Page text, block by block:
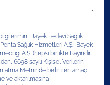
Bayek Tedavi Sağlık
Sağlık Hizmetleri A.Ş., Bayek
A.Ş. (hepsi birlikte Bayındır
6698 sayılı Kişisel Verilerin
Metnindebelirtilen amaç
ve aktarılmasına